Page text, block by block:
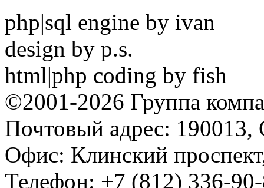
php|sql engine by ivan
design by p.s.
html|php coding by fish
©2001-2026 Группа
Почтовый адрес: 190013,
Офис: Клинский
Телефон: +7 (812) 336-